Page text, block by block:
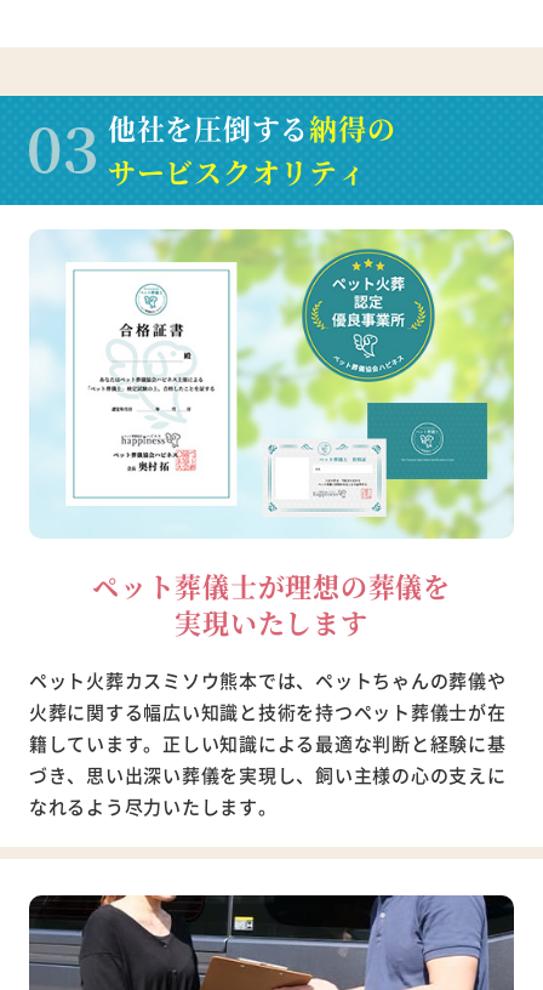
他社を圧倒する納得の
サービスクオリティ
ペット葬儀士が理想の葬儀を
実現いたします
ペット火葬カスミソウ熊本では、ペットちゃんの葬儀や
火葬に関する幅広い知識と技術を持つペット葬儀士が在
籍しています。正しい知識による最適な判断と経験に基
づき、思い出深い葬儀を実現し、飼い主様の心の支えに
なれるよう尽力いたします。